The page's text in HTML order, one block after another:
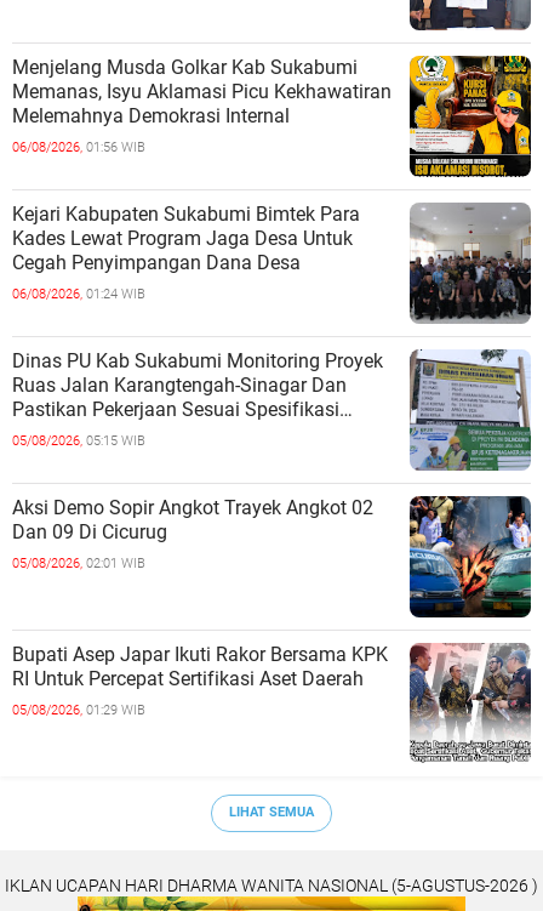
Menjelang Musda Golkar Kab Sukabumi
Memanas, Isyu Aklamasi Picu Kekhawatiran
Melemahnya Demokrasi Internal
06/08/2026, 01:56 WIB
Kejari Kabupaten Sukabumi Bimtek Para
Kades Lewat Program Jaga Desa Untuk
Cegah Penyimpangan Dana Desa
06/08/2026, 01:24 WIB
Dinas PU Kab Sukabumi Monitoring Proyek
Ruas Jalan Karangtengah-Sinagar Dan
Pastikan Pekerjaan Sesuai Spesifikasi
Teknis
05/08/2026, 05:15 WIB
Aksi Demo Sopir Angkot Trayek Angkot 02
Dan 09 Di Cicurug
05/08/2026, 02:01 WIB
Bupati Asep Japar Ikuti Rakor Bersama KPK
RI Untuk Percepat Sertifikasi Aset Daerah
05/08/2026, 01:29 WIB
LIHAT SEMUA
IKLAN UCAPAN HARI DHARMA WANITA NASIONAL (5-AGUSTUS-2026 )